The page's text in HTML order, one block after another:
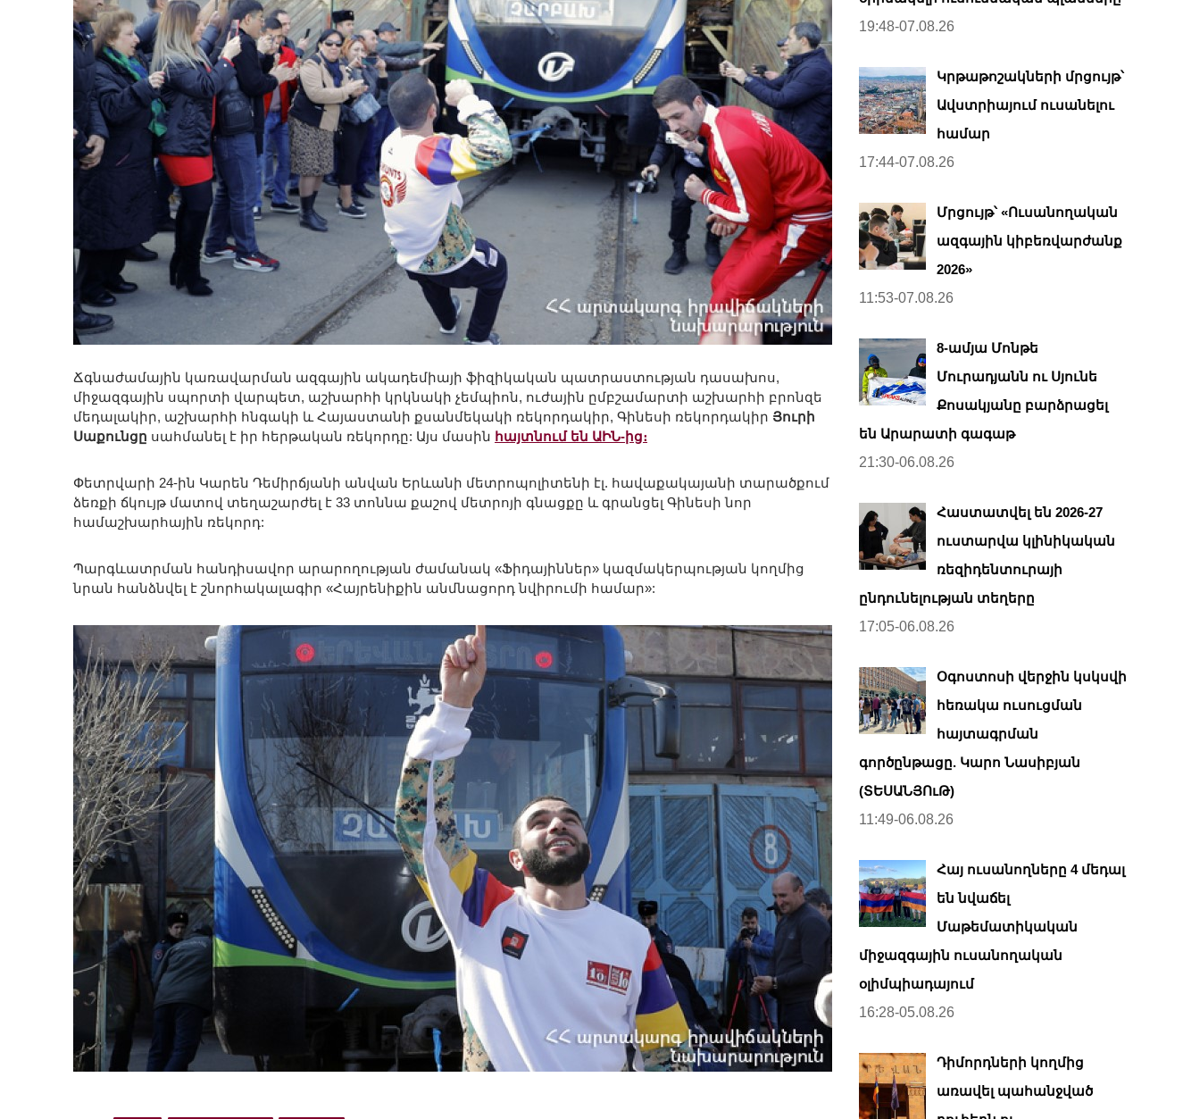
Ճգնաժամային կառավարման ազգային ակադեմիայի ֆիզիկական պատրաստության դասախոս,
միջազգային սպորտի վարպետ, աշխարհի կրկնակի չեմպիոն, ուժային ըմբշամարտի աշխարհի բրոնզե
մեդալակիր, աշխարհի հնգակի և Հայաստանի քսանմեկակի ռեկորդակիր, Գինեսի ռեկորդակիր Յուրի
Սաքունցը սահմանել է իր հերթական ռեկորդը: Այս մասին հայտնում են ԱԻՆ-ից։
Փետրվարի 24-ին Կարեն Դեմիրճյանի անվան Երևանի մետրոպոլիտենի էլ. հավաքակայանի տարածքում
ձեռքի ճկույթ մատով տեղաշարժել է 33 տոննա քաշով մետրոյի գնացքը և գրանցել Գինեսի նոր
համաշխարհային ռեկորդ:
Պարգևատրման հանդիսավոր արարողության ժամանակ «Ֆիդայիններ» կազմակերպության կողմից
նրան հանձնվել է շնորհակալագիր «Հայրենիքին անմնացորդ նվիրումի համար»:
19:48-07.08.26
Կրթաթոշակների մրցույթ՝
Ավստրիայում ուսանելու
համար
17:44-07.08.26
Մրցույթ՝ «Ուսանողական
ազգային կիբեռվարժանք
2026»
11:53-07.08.26
8-ամյա Մոնթե
Մուրադյանն ու Սյունե
Քոսակյանը բարձրացել
են Արարատի գագաթ
21:30-06.08.26
Հաստատվել են 2026-27
ուստարվա կլինիկական
ռեզիդենտուրայի
ընդունելության տեղերը
17:05-06.08.26
Օգոստոսի վերջին կսկսվի
հեռակա ուսուցման
հայտագրման
գործընթացը. Կարո Նասիբյան
(ՏԵՍԱՆՅՈւԹ)
11:49-06.08.26
Հայ ուսանողները 4 մեդալ
են նվաճել
Մաթեմատիկական
միջազգային ուսանողական
օլիմպիադայում
16:28-05.08.26
Դիմորդների կողմից
առավել պահանջված